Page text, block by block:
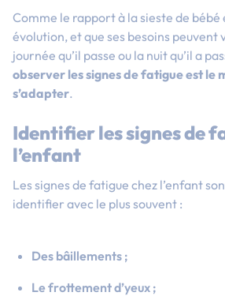
Comme le rapport à la sieste de bébé
évolution, et que ses besoins peuvent
journée qu’il passe ou la nuit qu’il a
observer les signes de fatigue est le
s’adapter.
Identifier les signes de
l’enfant
Les signes de fatigue chez l’enfant
identifier avec le plus souvent :
Des bâillements ;
Le frottement d’yeux ;